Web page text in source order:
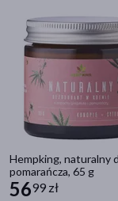
Hempking, naturalny
pomarańcza, 65 g
5699 zł